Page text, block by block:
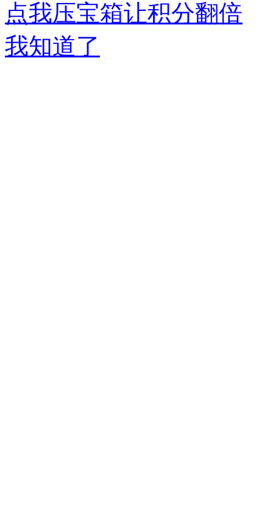
点我压宝箱让积分翻倍
我知道了